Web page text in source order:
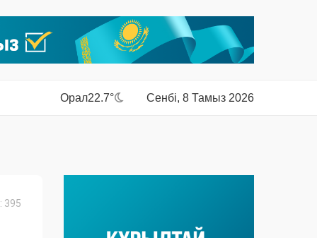
Орал22.7° Сенбі, 8 Тамыз 2026
395